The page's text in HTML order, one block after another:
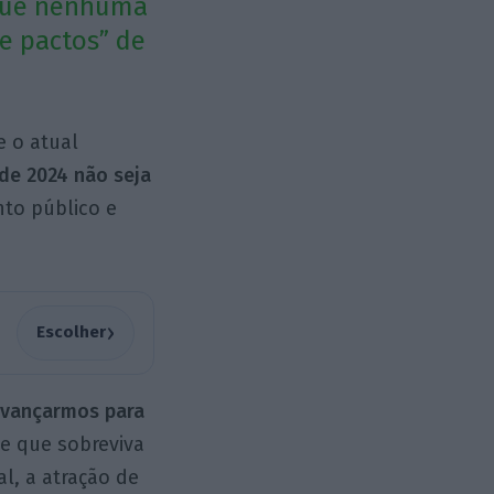
nenhuma
pactos” de
o atual
2024 não seja
público e
Escolher›
para
que sobreviva
a atração de